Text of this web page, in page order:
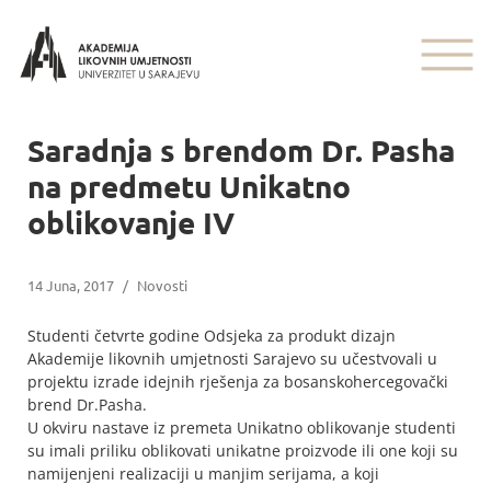
Saradnja s brendom Dr. Pasha
na predmetu Unikatno
oblikovanje IV
14 Juna, 2017 / Novosti
Studenti četvrte godine Odsjeka za produkt dizajn
Akademije likovnih umjetnosti Sarajevo su učestvovali u
projektu izrade idejnih rješenja za bosanskohercegovački
brend Dr.Pasha.
U okviru nastave iz premeta Unikatno oblikovanje studenti
su imali priliku oblikovati unikatne proizvode ili one koji su
namijenjeni realizaciji u manjim serijama, a koji